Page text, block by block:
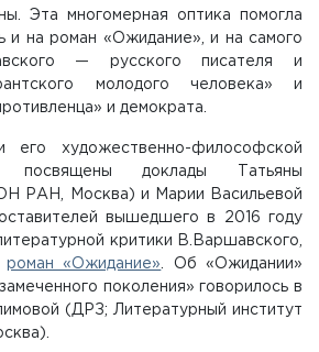
Эта многомерная оптика помогла
и на роман «Ожидание», и на самого
— русского писателя и
молодого человека» и
и демократа.
его художественно-философской
посвящены доклады Татьяны
РАН, Москва) и Марии Васильевой
вышедшего в 2016 году
критики В.Варшавского,
роман «Ожидание»
. Об «Ожидании»
поколения» говорилось в
(ДРЗ; Литературный институт